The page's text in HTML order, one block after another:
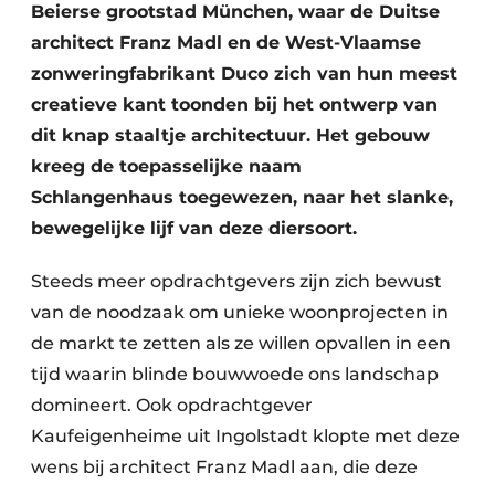
Beierse grootstad München, waar de Duitse
architect Franz Madl en de West-Vlaamse
zonweringfabrikant Duco zich van hun meest
creatieve kant toonden bij het ontwerp van
dit knap staaltje architectuur. Het gebouw
kreeg de toepasselijke naam
Schlangenhaus toegewezen, naar het slanke,
bewegelijke lijf van deze diersoort.
Steeds meer opdrachtgevers zijn zich bewust
van de noodzaak om unieke woonprojecten in
de markt te zetten als ze willen opvallen in een
tijd waarin blinde bouwwoede ons landschap
domineert. Ook opdrachtgever
Kaufeigenheime uit Ingolstadt klopte met deze
wens bij architect Franz Madl aan, die deze